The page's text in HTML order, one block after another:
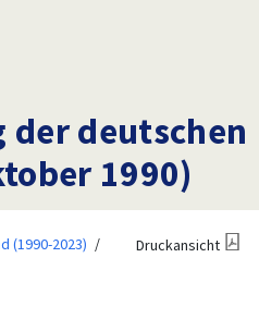
der deutschen
1990)
(1990-2023)
Druckansicht